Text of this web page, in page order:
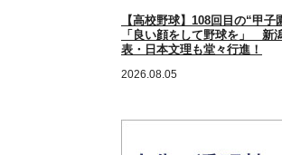
【高校野球】108回目の“甲子
「良い顔をして野球を」 新
表・日本文理も堂々行進！
2026.08.05